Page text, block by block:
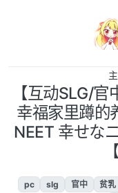
【互动SLG/
幸福家里蹲的
NEET 幸せな
pc
slg 官中 贫乳